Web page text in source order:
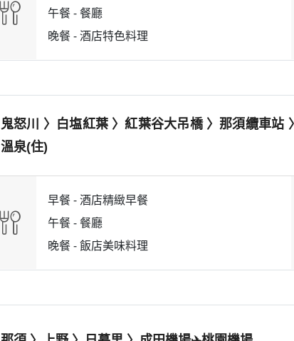
午餐 -餐廳
晚餐 -酒店特色料理
鬼怒川 〉白塩紅葉 〉紅葉谷大吊橋 〉那須纜車
溫泉(住)
早餐 -酒店精緻早餐
午餐 -餐廳
晚餐 -飯店美味料理